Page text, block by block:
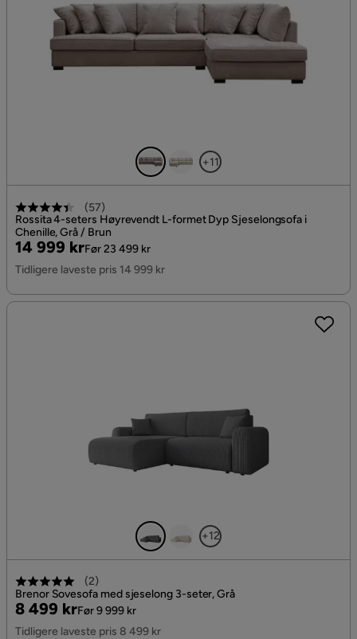
+11
(57)
Rossita 4-seters Høyrevendt L-formet Dyp Sjeselongsofa i
Chenille, Grå / Brun
Pris
14 999 kr
Original
Pris
Før 23 499 kr
Tidligere laveste pris 14 999 kr
+12
(2)
Brenor Sovesofa med sjeselong 3-seter, Grå
Pris
8 499 kr
Original
Pris
Før 9 999 kr
Tidligere laveste pris 8 499 kr